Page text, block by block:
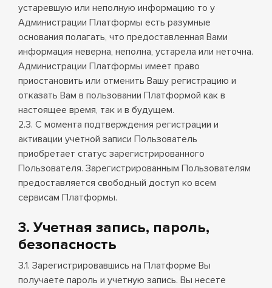
устаревшую или неполную информацию то у
Администрации Платформы есть разумные
основания полагать, что предоставленная Вами
информация неверна, неполна, устарела или неточна.
Администрации Платформы имеет право
приостановить или отменить Вашу регистрацию и
отказать Вам в пользовании Платформой как в
настоящее время, так и в будущем.
2.3. С момента подтверждения регистрации и
активации учетной записи Пользователь
приобретает статус зарегистрированного
Пользователя. Зарегистрированным Пользователям
предоставляется свободный доступ ко всем
сервисам Платформы.
3. Учетная запись, пароль,
безопасность
3.1. Зарегистрировавшись на Платформе Вы
получаете пароль и учетную запись. Вы несете